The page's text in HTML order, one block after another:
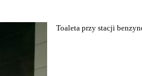
Toaleta przy stacji